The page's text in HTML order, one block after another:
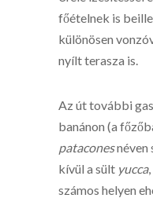
főételnek is
különösen
nyílt terasza is.
Az út további
banánon (a
pataconesnéven
kívül a sült yucca
számos helyen